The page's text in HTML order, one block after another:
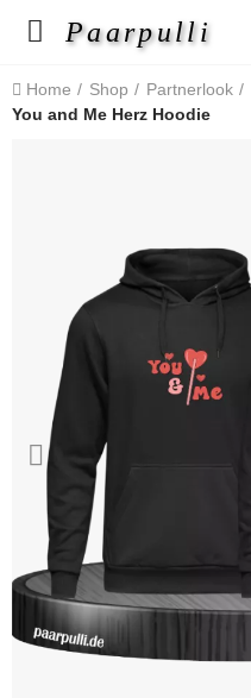
Paarpulli
Home Shop Partnerlook
You and Me Herz Hoodie